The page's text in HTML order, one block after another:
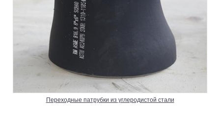
Переходные патрубки из углеродистой стали